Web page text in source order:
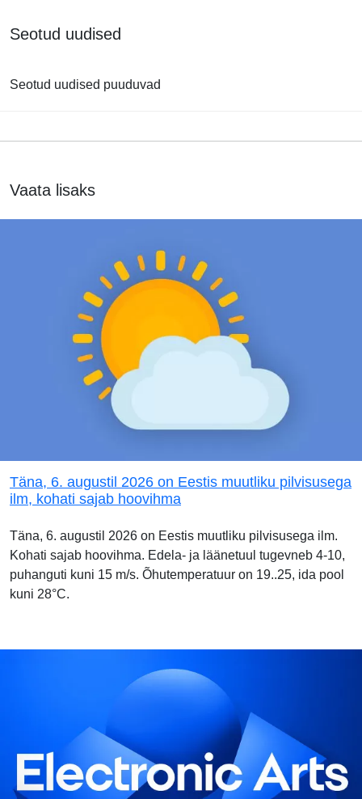
Seotud uudised
Seotud uudised puuduvad
Vaata lisaks
Täna, 6. augustil 2026 on Eestis muutliku pilvisusega
ilm, kohati sajab hoovihma
Täna, 6. augustil 2026 on Eestis muutliku pilvisusega ilm.
Kohati sajab hoovihma. Edela- ja läänetuul tugevneb 4-10,
puhanguti kuni 15 m/s. Õhutemperatuur on 19..25, ida pool
kuni 28°C.